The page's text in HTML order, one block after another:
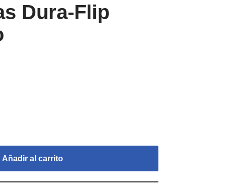
Dura-Flip
Añadir al carrito